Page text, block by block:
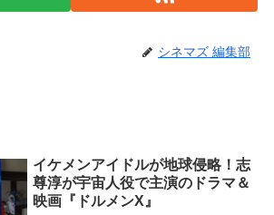
シネマズ 編集部
イケメンアイドルが地球侵略！志
尊淳が宇宙人役で主演のドラマ＆
映画『ドルメンX』